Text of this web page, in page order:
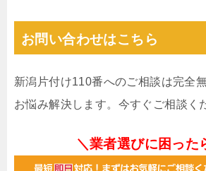
お問い合わせはこちら
新潟片付け110番へのご相談は完全
お悩み解決します。今すぐご相談く
＼業者選びに困っ